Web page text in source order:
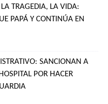
LA TRAGEDIA, LA VIDA:
PAPÁ Y CONTINÚA EN
SANCIONAN A
POR HACER